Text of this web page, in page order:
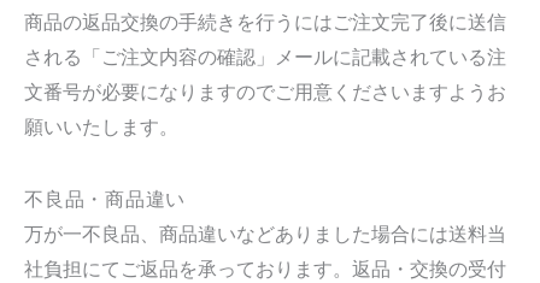
商品の返品交換の手続きを行うにはご注文完了後に送信
される「ご注文内容の確認」メールに記載されている注
文番号が必要になりますのでご用意くださいますようお
願いいたします。
不良品・商品違い
万が一不良品、商品違いなどありました場合には送料当
社負担にてご返品を承っております。返品・交換の受付